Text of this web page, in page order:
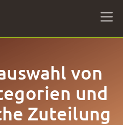
von
und
Zuteilung